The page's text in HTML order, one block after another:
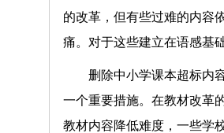
的改革，但有些过难的内容
痛。对于这些建立在语感
删除中小学课本超标内
一个重要措施。在教材改革
教材内容降低难度，一些学